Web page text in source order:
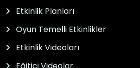
Etkinlik Planları
Oyun Temelli Etkinlikler
Etkinlik Videoları